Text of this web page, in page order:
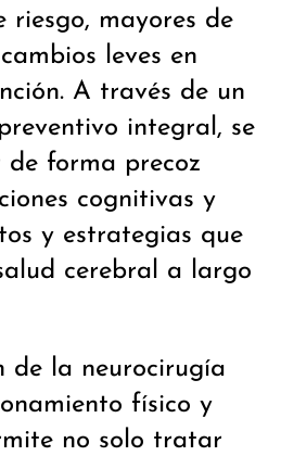
riesgo, mayores de
leves en
A través de un
integral, se
de forma precoz
cognitivas y
y estrategias que
cerebral a largo
de la neurocirugía
físico y
no solo tratar